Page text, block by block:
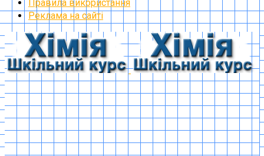
Правила використання
Реклама на сайті